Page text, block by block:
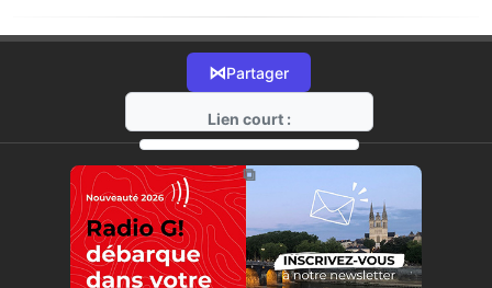
⋈Partager
Lien court :
https://radio-g.fr?18505
⧉